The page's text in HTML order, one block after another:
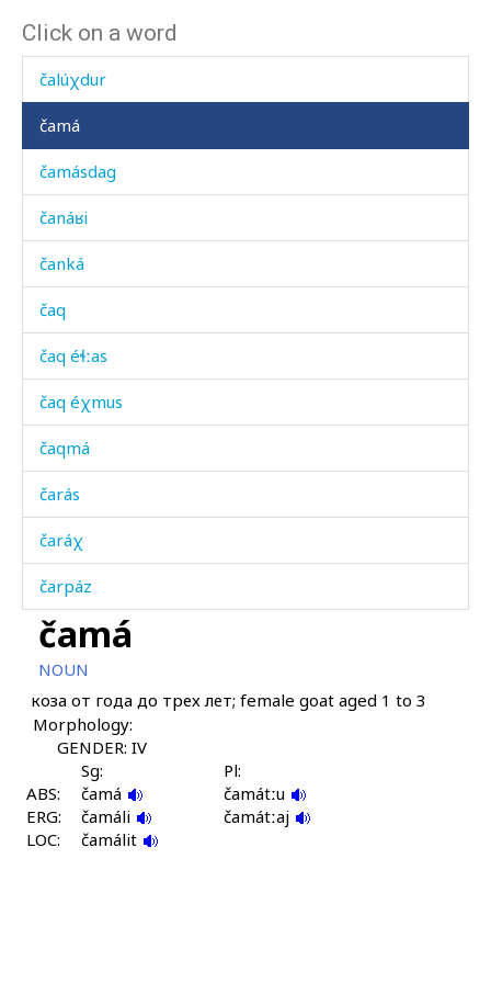
Click on a word
čallákdut
čalúχdur
čamá
čamásdag
čanáʁi
čanká
čaq
čaq éɬːas
čaq éχmus
čaqmá
čarás
čaráχ
čarpáz
čartáχ
čarχ
čas
čák'bos
čárgu
čamá
NOUN
коза от года до трех лет; female goat aged 1 to 3
Morphology:
GENDER: IV
Sg:
Pl:
ABS:
čamá
čamátːu
ERG:
čamáli
čamátːaj
LOC:
čamálit